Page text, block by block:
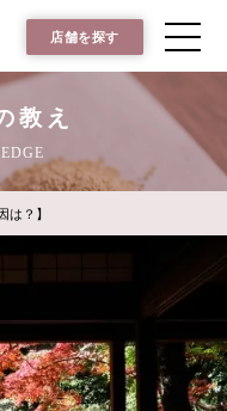
店舗を探す
教え
は？】